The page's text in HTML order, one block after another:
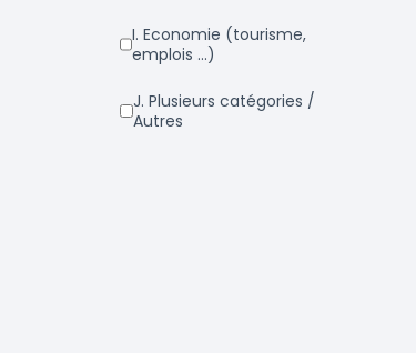
i. Economie (tourisme,
emplois ...)
j. Plusieurs catégories /
Autres